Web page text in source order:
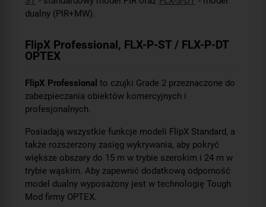
dualny (PIR+MW).
FlipX Professional, FLX-P-ST / FLX-P-DT
OPTEX
FlipX Professional to czujki Grade 2 przeznaczone do
zabezpieczania obiektów komercyjnych i
profesjonalnych.
Posiadają wszystkie funkcje modeli FlipX Standard, a
także rozszerzony zasięg wykrywania, aby pokryć
większe obszary do 15 m w trybie szerokim i 24 m w
trybie wąskim. Aby zapewnić dodatkową odporność
model dualny wyposażony jest w technologię Tough
Mod firmy OPTEX.